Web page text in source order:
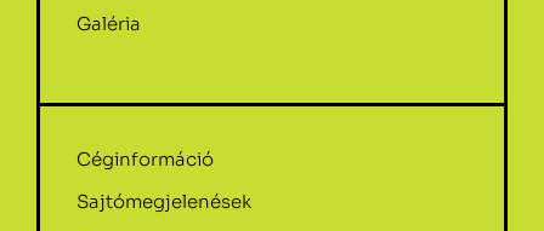
Galéria
Céginformáció
Sajtómegjelenések